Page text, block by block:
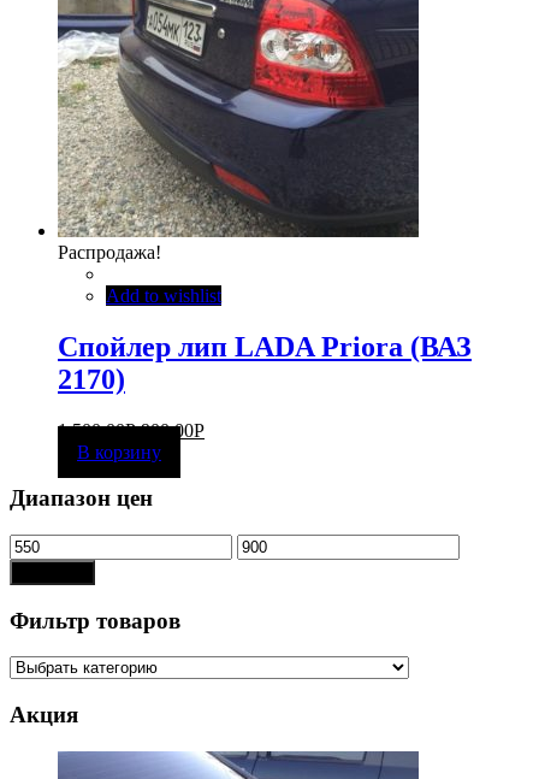
Распродажа!
Add to wishlist
Спойлер лип LADA Priora (ВАЗ
2170)
1 500,00Р 900,00Р
В корзину
Диапазон цен
Фильтр товаров
Акция